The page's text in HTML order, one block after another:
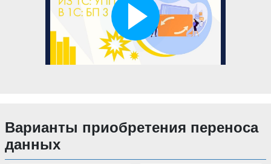
Варианты приобретения переноса
данных